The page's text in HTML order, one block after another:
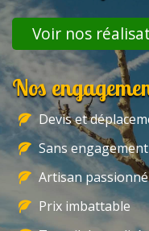
Voir nos
Nos
Devis et
Sans engagement
Artisan passionné
Prix imbattable